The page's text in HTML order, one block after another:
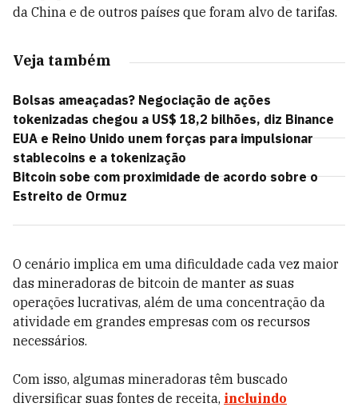
da China e de outros países que foram alvo de tarifas.
Veja também
Bolsas ameaçadas? Negociação de ações
tokenizadas chegou a US$ 18,2 bilhões, diz Binance
EUA e Reino Unido unem forças para impulsionar
stablecoins e a tokenização
Bitcoin sobe com proximidade de acordo sobre o
Estreito de Ormuz
O cenário implica em uma dificuldade cada vez maior
das mineradoras de bitcoin de manter as suas
operações lucrativas, além de uma concentração da
atividade em grandes empresas com os recursos
necessários.
Com isso, algumas mineradoras têm buscado
diversificar suas fontes de receita, incluindo